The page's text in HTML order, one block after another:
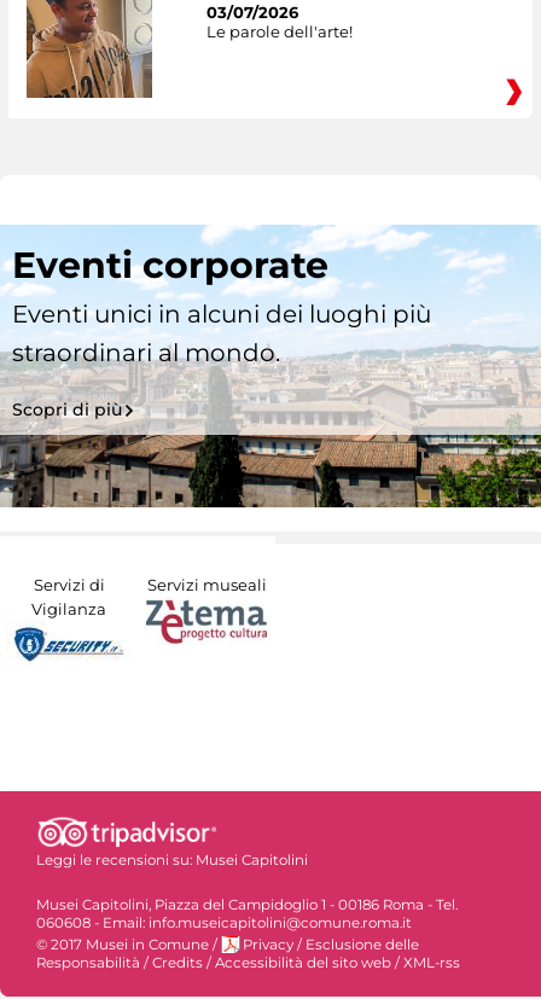
03/07/2026
Le parole dell'arte!
Eventi corporate
Eventi unici in alcuni dei luoghi più
straordinari al mondo.
Scopri di più
Servizi di
Vigilanza
Servizi museali
Leggi le recensioni su: Musei Capitolini
Musei Capitolini, Piazza del Campidoglio 1 - 00186 Roma - Tel.
060608 - Email: info.museicapitolini@comune.roma.it
© 2017 Musei in Comune / Privacy / Esclusione delle
Responsabilità / Credits / Accessibilità del sito web / XML-rss